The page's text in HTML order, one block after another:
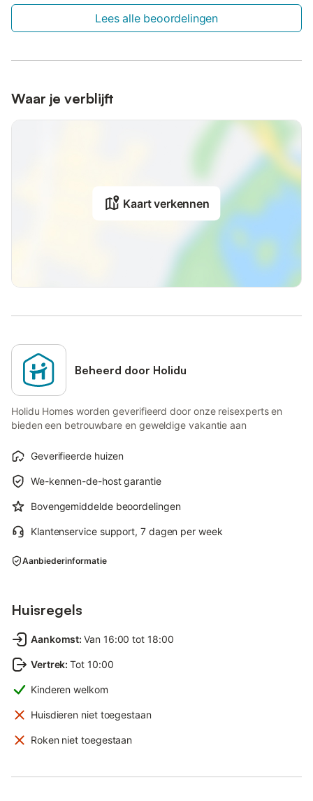
Lees alle beoordelingen
Waar je verblijft
Kaart verkennen
Beheerd door Holidu
Holidu Homes worden geverifieerd door onze reisexperts en
bieden een betrouwbare en geweldige vakantie aan
Geverifieerde huizen
We-kennen-de-host garantie
Bovengemiddelde beoordelingen
Klantenservice support, 7 dagen per week
Aanbiederinformatie
Huisregels
Aankomst: Van 16:00 tot 18:00
Vertrek: Tot 10:00
Kinderen welkom
Huisdieren niet toegestaan
Roken niet toegestaan